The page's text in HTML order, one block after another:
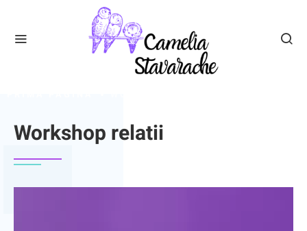
Workshop relatii